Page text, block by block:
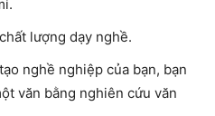
lượng dạy nghề.
nghề nghiệp của bạn, bạn
văn bằng nghiên cứu văn